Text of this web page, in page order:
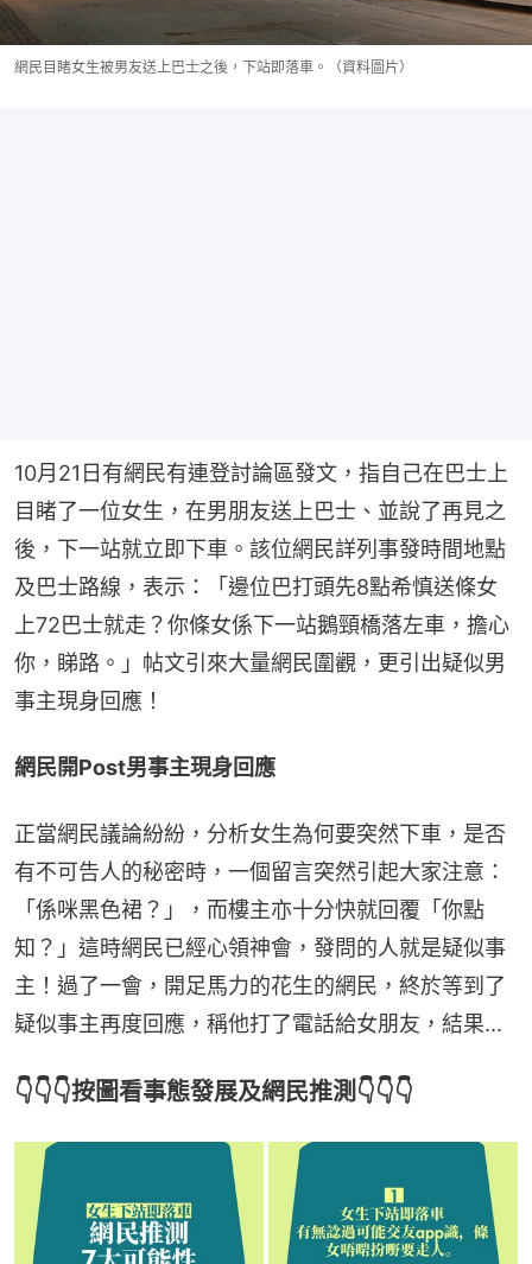
網民目睹女生被男友送上巴士之後，下站即落車。（資料圖片）
10月21日有網民有連登討論區發文，指自己在巴士上
目睹了一位女生，在男朋友送上巴士、並說了再見之
後，下一站就立即下車。該位網民詳列事發時間地點
及巴士路線，表示：「邊位巴打頭先8點希慎送條女
上72巴士就走？你條女係下一站鵝頸橋落左車，擔心
你，睇路。」帖文引來大量網民圍觀，更引出疑似男
事主現身回應！
網民開Post男事主現身回應
正當網民議論紛紛，分析女生為何要突然下車，是否
有不可告人的秘密時，一個留言突然引起大家注意：
「係咪黑色裙？」，而樓主亦十分快就回覆「你點
知？」這時網民已經心領神會，發問的人就是疑似事
主！過了一會，開足馬力的花生的網民，終於等到了
疑似事主再度回應，稱他打了電話給女朋友，結果...
👇👇👇按圖看事態發展及網民推測👇👇👇